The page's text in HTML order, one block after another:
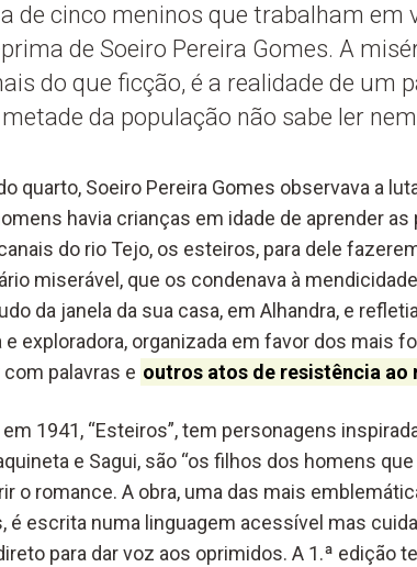
de cinco meninos que trabalham em
de Soeiro Pereira Gomes. A
do que ficção, é a realidade de um
da população não sabe ler
quarto, Soeiro Pereira Gomes observava a
havia crianças em idade de aprender
do rio Tejo, os esteiros, para dele
miserável, que os condenava à
da janela da sua casa, em Alhandra, e
exploradora, organizada em favor dos mais
palavras e outros atos de resistência ao
1941, “Esteiros”, tem personagens
e Sagui, são “os filhos dos homens
o romance. A obra, uma das mais
é escrita numa linguagem acessível mas
para dar voz aos oprimidos. A 1.ª edição